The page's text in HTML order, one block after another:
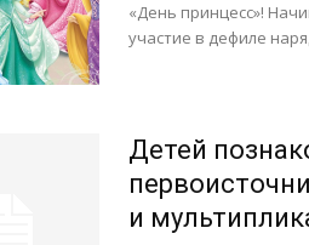
«День принцесс»!
участие в дефиле
Детей
и